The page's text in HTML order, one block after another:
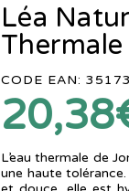
Léa
CODE EAN:
L’eau thermale de
une haute